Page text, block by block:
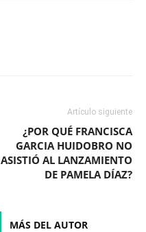
Artículo siguiente
¿POR QUÉ FRANCISCA
GARCIA HUIDOBRO NO
ASISTIÓ AL LANZAMIENTO
DE PAMELA DÍAZ?
MÁS DEL AUTOR